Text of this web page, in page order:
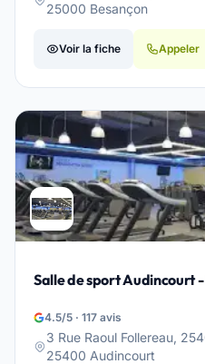
25000 Besançon
Voir la fiche Appeler
Salle de sport Audincourt
4.5/5 · 117 avis
3 Rue Raoul Follereau,
25400 Audincourt